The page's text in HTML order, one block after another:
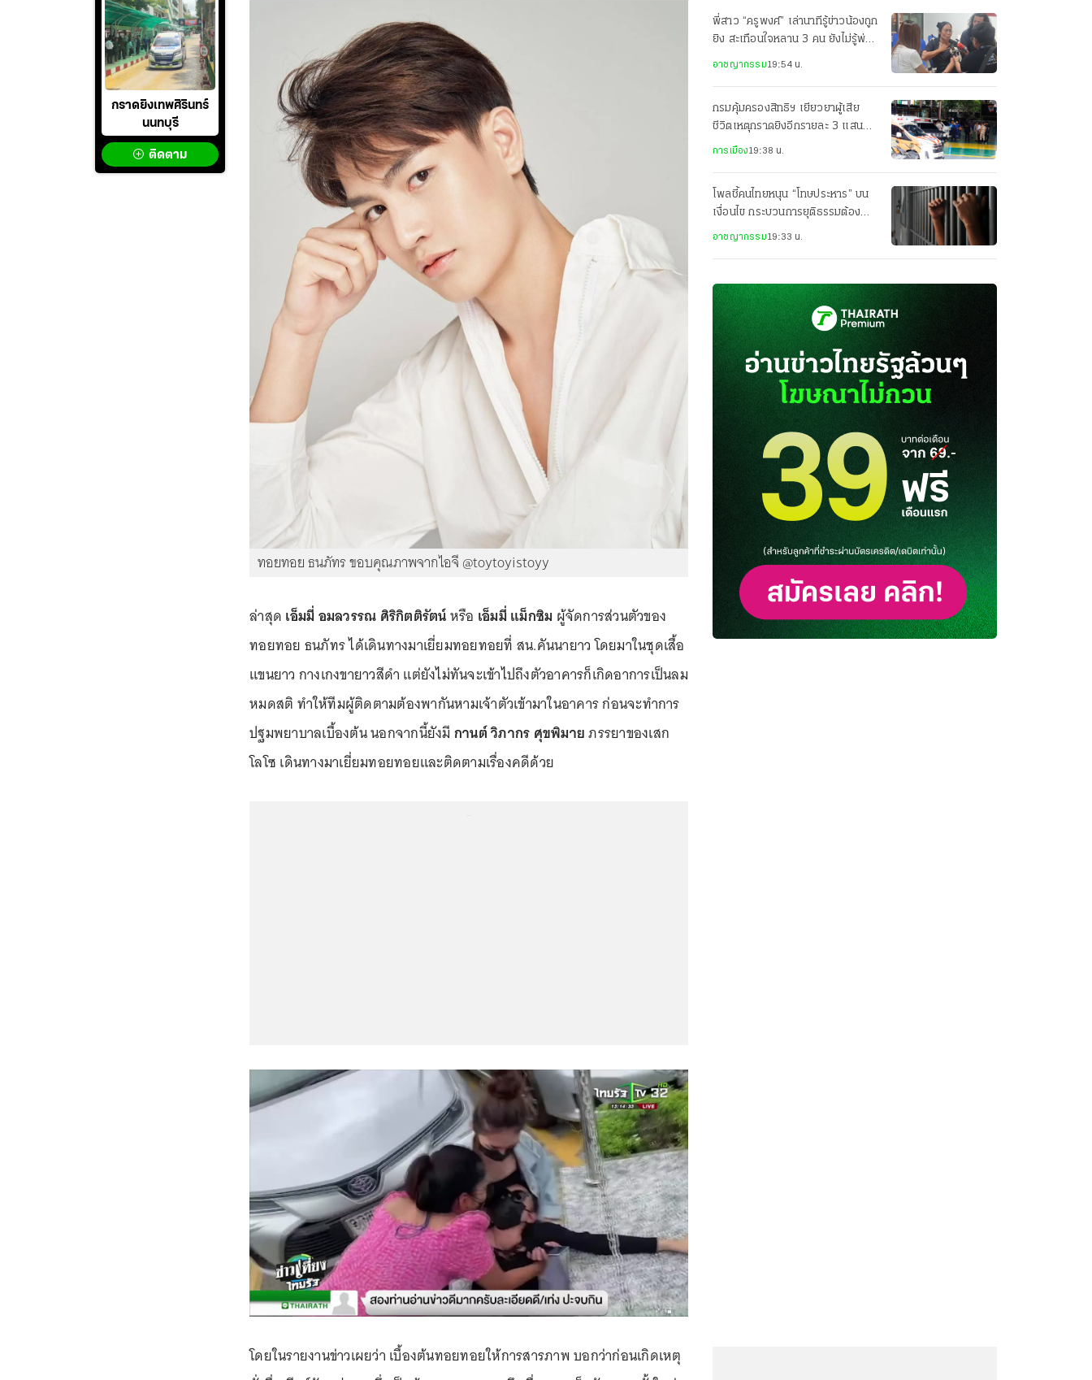
กราดยิงเทพศิรินทร์
นนทบุรี
ติดตาม
ทอยทอย ธนภัทร ขอบคุณภาพจากไอจี @toytoyistoyy
ล่าสุด เอ็มมี่ อมลวรรณ ศิริกิตติรัตน์หรือ เอ็มมี่ แม็กซิม ผู้จัดการส่วนตัวของ
ทอยทอย ธนภัทร ได้เดินทางมาเยี่ยมทอยทอยที่ สน.คันนายาว โดยมาในชุดเสื้อ
แขนยาว กางเกงขายาวสีดำ แต่ยังไม่ทันจะเข้าไปถึงตัวอาคารก็เกิดอาการเป็นลม
หมดสติ ทำให้ทีมผู้ติดตามต้องพากันหามเจ้าตัวเข้ามาในอาคาร ก่อนจะทำการ
ปฐมพยาบาลเบื้องต้น นอกจากนี้ยังมี กานต์ วิภากร ศุขพิมายภรรยาของเสก
โลโซ เดินทางมาเยี่ยมทอยทอยและติดตามเรื่องคดีด้วย
โดยในรายงานข่าวเผยว่า เบื้องต้นทอยทอยให้การสารภาพ บอกว่าก่อนเกิดเหตุ
พี่สาว “ครูพงศ์” เล่านาทีรู้ข่าวน้องถูก
ยิง สะเทือนใจหลาน 3 คน ยังไม่รู้พ่อ
อาชญากรรม19:54 น.
กรมคุ้มครองสิทธิฯ เยียวยาผู้เสีย
ชีวิตเหตุกราดยิงอีกรายละ 3 แสน
เป็นคนละส่วนกับสำนักนายกฯ
การเมือง19:38 น.
โพลชี้คนไทยหนุน “โทษประหาร” บน
เงื่อนไข กระบวนการยุติธรรมต้อง
อาชญากรรม19:33 น.